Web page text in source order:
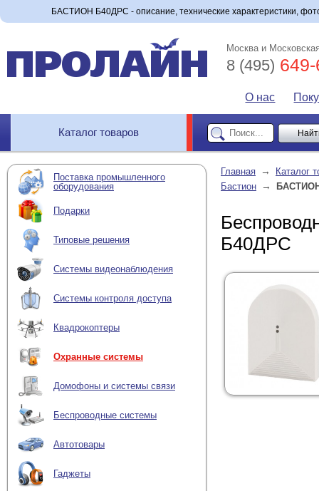
БАСТИОН Б40ДРС - описание, технические характеристики,
Москва и
8 (495)
О нас
Каталог товаров
Поставка промышленного
оборудования
Подарки
Типовые решения
Системы видеонаблюдения
Системы контроля доступа
Квадрокоптеры
Охранные системы
Домофоны и системы связи
Беспроводные системы
Автотовары
Гаджеты
Главная →
Каталог
Бастион →
Б40ДРС